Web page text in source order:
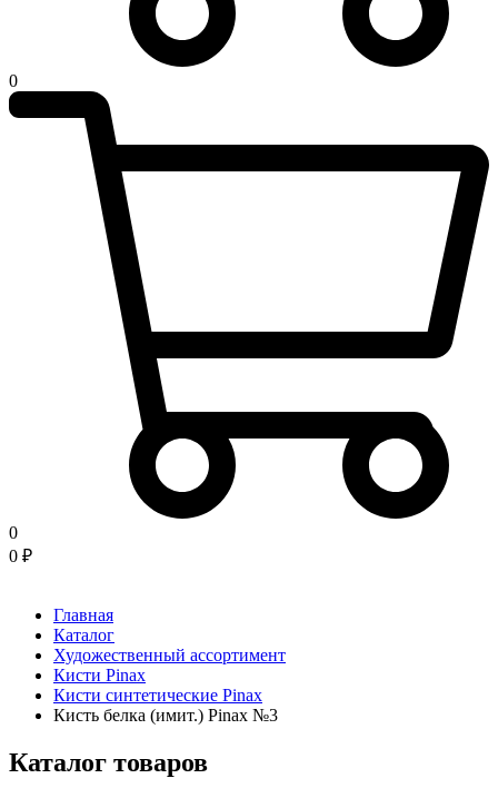
0
0
0 ₽
Главная
Каталог
Художественный ассортимент
Кисти Pinax
Кисти синтетические Pinax
Кисть белка (имит.) Pinax №3
Каталог товаров